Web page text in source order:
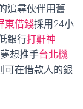
追尋伙伴用舊
東借錢採用24小
銀行打鼾神
夢想推手台北機
可在借款人的銀